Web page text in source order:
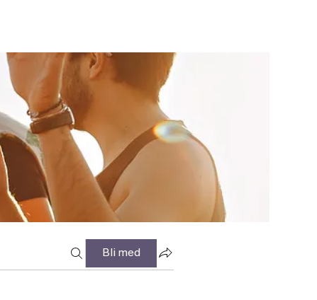
Bli med